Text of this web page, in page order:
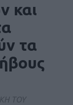
και
τα
ΤΟΥ